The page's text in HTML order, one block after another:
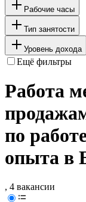
Рабочие часы
Тип занятости
Уровень дохода
Ещё фильтры
Работа
по
опыта в
, 4 вакансии